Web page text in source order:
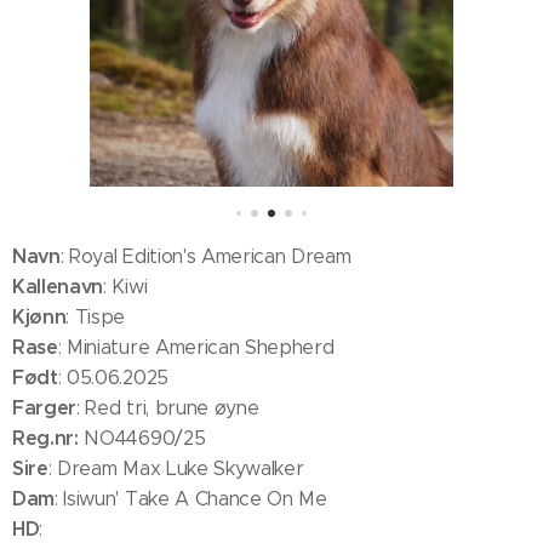
Navn: Royal Edition's American Dream
Kallenavn: Kiwi
Kjønn: Tispe
Rase: Miniature American Shepherd
Født: 05.06.2025
Farger: Red tri, brune øyne
Reg.nr: NO44690/25
Sire: Dream Max Luke Skywalker
Dam: Isiwun' Take A Chance On Me
HD: